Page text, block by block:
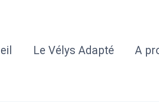
Le Vélys Adapté A